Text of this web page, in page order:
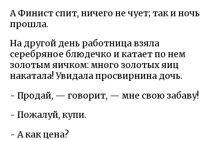
А Финист спит, ничего не чует; так и ночь
прошла.
На другой день работница взяла
серебряное блюдечко и катает по нем
золотым яичком: много золотых яиц
накатала! Увидала просвирнина дочь.
- Продай, — говорит, — мне свою забаву!
- Пожалуй, купи.
- А как цена?